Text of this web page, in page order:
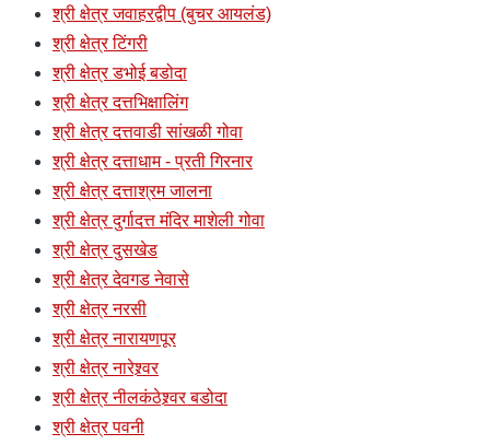
श्री क्षेत्र जवाहरद्वीप (बुचर आयलंड)
श्री क्षेत्र टिंगरी
श्री क्षेत्र डभोई बडोदा
श्री क्षेत्र दत्तभिक्षालिंग
श्री क्षेत्र दत्तवाडी सांखळी गोवा
श्री क्षेत्र दत्ताधाम - प्रती गिरनार
श्री क्षेत्र दत्ताश्रम जालना
श्री क्षेत्र दुर्गादत्त मंदिर माशेली गोवा
श्री क्षेत्र दुसखेड
श्री क्षेत्र देवगड नेवासे
श्री क्षेत्र नरसी
श्री क्षेत्र नारायणपूर
श्री क्षेत्र नारेश्र्वर
श्री क्षेत्र नीलकंठेश्र्वर बडोदा
श्री क्षेत्र पवनी